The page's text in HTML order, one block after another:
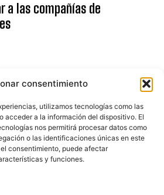
consentimiento
utilizamos tecnologías como las
acceder a la información del dispositivo. El
nos permitirá procesar datos como
o las identificaciones únicas en este
consentimiento, puede afectar
y funciones.
a las compañías de
DEL CANAL
«Estoy de acuerdo» para
activar Youtube
DE COOKIES